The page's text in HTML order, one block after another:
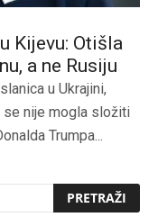
Kijevu: Otišla
a ne Rusiju
u Ukrajini,
se nije mogla složiti
Trumpa...